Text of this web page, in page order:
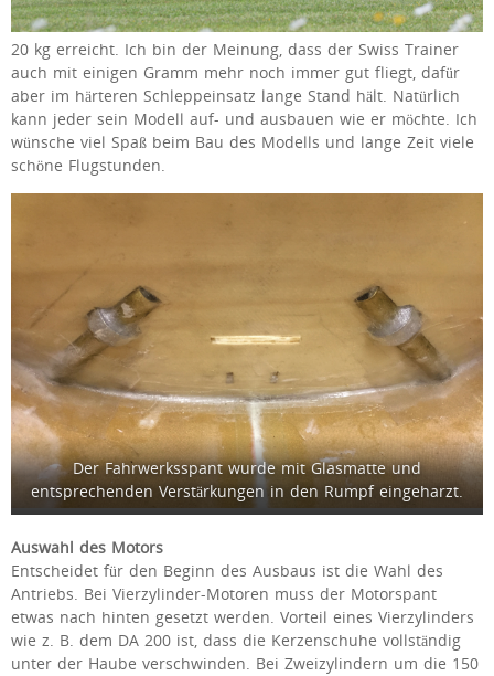
20 kg erreicht. Ich bin der Meinung, dass der Swiss Trainer
auch mit einigen Gramm mehr noch immer gut fliegt, dafür
aber im härteren Schleppeinsatz lange Stand hält. Natürlich
kann jeder sein Modell auf- und ausbauen wie er möchte. Ich
wünsche viel Spaß beim Bau des Modells und lange Zeit viele
schöne Flugstunden.
Der Fahrwerksspant wurde mit Glasmatte und
entsprechenden Verstärkungen in den Rumpf eingeharzt.
Auswahl des Motors
Entscheidet für den Beginn des Ausbaus ist die Wahl des
Antriebs. Bei Vierzylinder-Motoren muss der Motorspant
etwas nach hinten gesetzt werden. Vorteil eines Vierzylinders
wie z. B. dem DA 200 ist, dass die Kerzenschuhe vollständig
unter der Haube verschwinden. Bei Zweizylindern um die 150